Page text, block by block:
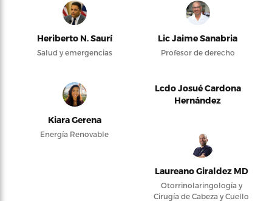
Heriberto N. Saurí
Salud y emergencias
Lic Jaime Sanabria
Profesor de derecho
Kiara Gerena
Energía Renovable
Lcdo Josué Cardona
Hernández
Laureano Giraldez MD
Otorrinolaringología y
Cirugía de Cabeza y Cuello